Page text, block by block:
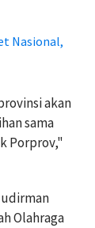
Nasional,
akan
sama
Porprov,"
Olahraga